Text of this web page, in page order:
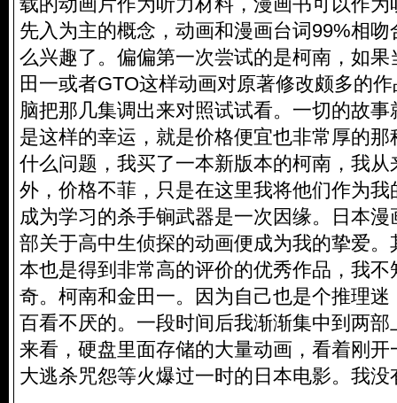
先入为主的概念，动画和漫画台词99%相
么兴趣了。偏偏第一次尝试的是柯南，如
田一或者GTO这样动画对原著修改颇多的
脑把那几集调出来对照试试看。一切的故
是这样的幸运，就是价格便宜也非常厚的
什么问题，我买了一本新版本的柯南，我
外，价格不菲，只是在这里我将他们作为
成为学习的杀手锏武器是一次因缘。日本
部关于高中生侦探的动画便成为我的挚爱
本也是得到非常高的评价的优秀作品，我
奇。柯南和金田一。因为自己也是个推理
百看不厌的。一段时间后我渐渐集中到两
来看，硬盘里面存储的大量动画，看着刚
大逃杀咒怨等火爆过一时的日本电影。我没